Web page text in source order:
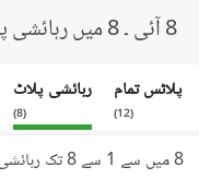
8 آئی ۔ 8 میں رہائشی پلاٹس برائے فروخت
پلاٹس تمام
(
12
)
رہائشی پلاٹ
(
8
)
8 میں سے 1 سے 8 تک رہائشی پلاٹس